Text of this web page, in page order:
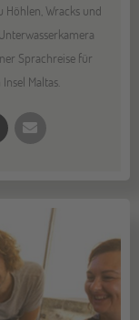
Höhlen, Wracks und
Sprachreise für
Maltas.